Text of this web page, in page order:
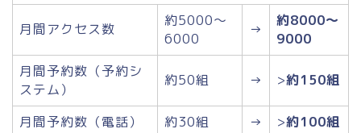
月間アクセス数
約5000～
6000
→
約8000～
9000
月間予約数（予約シ
ステム）
約50組 → >約150組
月間予約数（電話） 約30組 → >約100組